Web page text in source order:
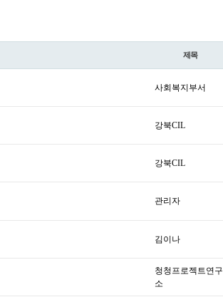
제목
사회복지부서
강북CIL
강북CIL
관리자
김이나
청청프로젝트연구
소